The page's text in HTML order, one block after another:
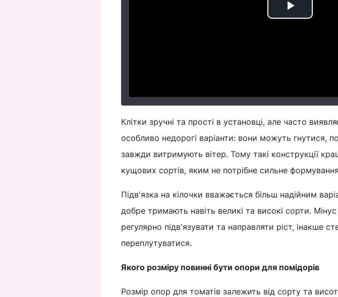
Play
Клітки зручні та прості в установці, але часто
особливо недорогі варіанти: вони можуть гнутися,
завжди витримують вітер. Тому такі конструкції
кущових сортів, яким не потрібне сильне
Підв'язка на кілочки вважається більш надійним
добре тримають навіть великі та високі сорти.
регулярно підв'язувати та направляти ріст, інакше
переплутуватися.
Якого розміру повинні бути опори для помідорів
Розмір опор для томатів залежить від сорту та